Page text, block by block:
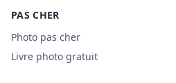
PAS CHER
Photo pas cher
Livre photo gratuit